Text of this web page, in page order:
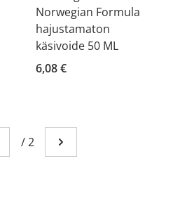
Norwegian Formula
hajustamaton
käsivoide 50 ML
6,08 €
Sivu
currently reading page 1
/2 Mene seuraavalle